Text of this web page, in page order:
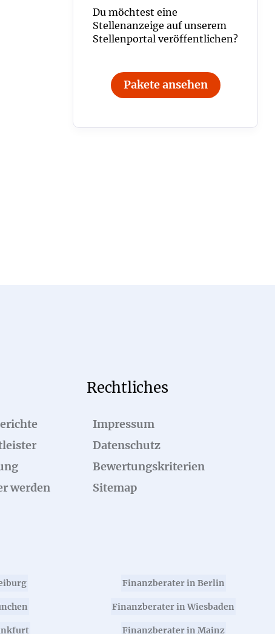
Du möchtest eine
Stellenanzeige auf unserem
Stellenportal veröffentlichen?
Pakete ansehen
werden
Rechtliches
Impressum
Datenschutz
Bewertungskriterien
Sitemap
Finanzberater in Berlin
Finanzberater in Wiesbaden
Finanzberater in Mainz